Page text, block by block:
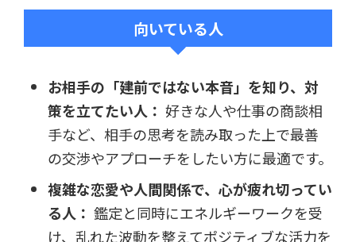
向いている人
お相手の「建前ではない本音」を知り、対
策を立てたい人： 好きな人や仕事の商談相
手など、相手の思考を読み取った上で最善
の交渉やアプローチをしたい方に最適です。
複雑な恋愛や人間関係で、心が疲れ切ってい
る人： 鑑定と同時にエネルギーワークを受
け、乱れた波動を整えてポジティブな活力を